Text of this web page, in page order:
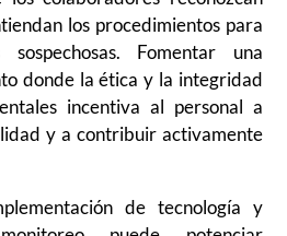
los procedimientos para
Fomentar una
donde la ética y la integridad
incentiva al personal a
y a contribuir activamente
de tecnología y